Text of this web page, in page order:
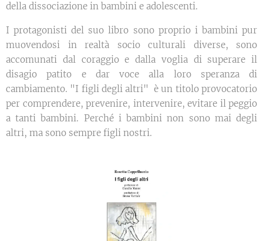
della dissociazione in bambini e adolescenti.
I protagonisti del suo libro sono proprio i bambini pur
muovendosi in realtà socio culturali diverse, sono
accomunati dal coraggio e dalla voglia di superare il
disagio patito e dar voce alla loro speranza di
cambiamento. "I figli degli altri" è un titolo provocatorio
per comprendere, prevenire, intervenire, evitare il peggio
a tanti bambini. Perché i bambini non sono mai degli
altri, ma sono sempre figli nostri.